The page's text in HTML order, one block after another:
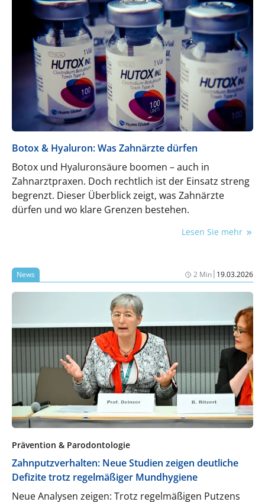
Botox & Hyaluron: Was Zahnärzte dürfen
Botox und Hyaluronsäure boomen – auch in
Zahnarztpraxen. Doch rechtlich ist der Einsatz streng
begrenzt. Dieser Überblick zeigt, was Zahnärzte
dürfen und wo klare Grenzen bestehen.
Lesen Sie mehr
News 2 Min| 19.03.2026
Prävention & Parodontologie
Zahnputzverhalten: Neue Studien zeigen deutliche
Defizite trotz regelmäßiger Mundhygiene
Neue Analysen zeigen: Trotz regelmäßigen Putzens